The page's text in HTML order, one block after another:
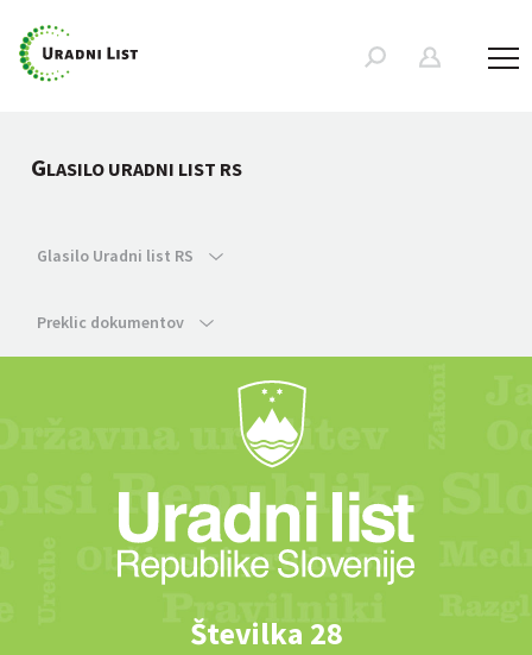
GLASILO URADNI LIST RS
Glasilo Uradni list RS
Preklic dokumentov
Številka 28